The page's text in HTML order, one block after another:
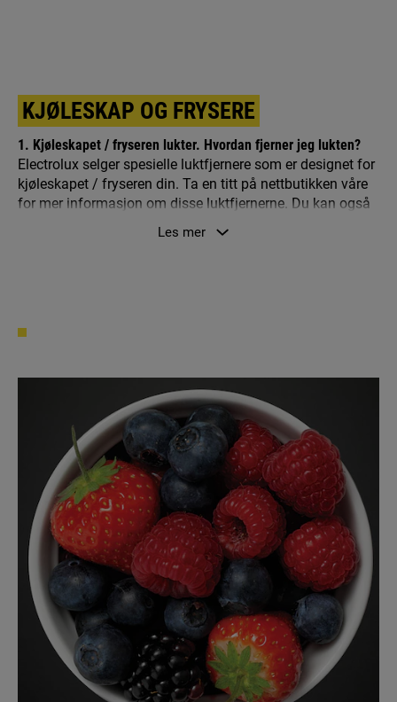
KJØLESKAP OG FRYSERE
1. Kjøleskapet / fryseren lukter. Hvordan fjerner jeg lukten?
Electrolux selger spesielle luktfjernere som er designet for
kjøleskapet / fryseren din. Ta en titt på nettbutikken våre
for mer informasjon om disse luktfjernerne. Du kan også
spesialmodell. Kontakt forhandleren din for ytterligere
3. Hvor gammelt er kjøleskapet / fryseren min?
Du kan finne ut hvor gammelt kjøleskapet / fryseren din er
ved å se på serienummeret på etiketten. Det første
nummeret indikerer år og det andre og tredje indikerer
produksjonsuke. For eksempel, 13500016: uke 35 i 2011.
4. Det dukket opp en feilkode på kjøleskapet / fryseren min.
Hva betyr dette?
Feilkodene har ulike betydninger avhengig av hvilket
problem du opplever. BrukFeilseøkingfor å finne en
spesifikk feilkode og finne ut hvordan den kan bli reparert
5. Hva betyr symbolene på kjøleskapet / fryseren min?
Dersom du er usikker på betydningen av symbolene på
produktet, kan du alltid lese den vedlagte
bruksanvisningen. Dersom du ikke har tilgang på
bruksanvisningen din, kan du laste ned en digital versjon
Les mer